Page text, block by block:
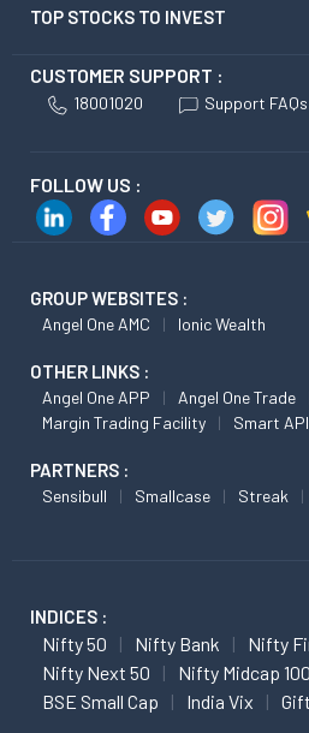
TOP STOCKS TO INVEST
CUSTOMER SUPPORT :
18001020 Support FAQs
FOLLOW US :
GROUP WEBSITES :
Angel One AMC Ionic Wealth
OTHER LINKS :
Angel One APP Angel One Trade
Margin Trading Facility
Smart API
PARTNERS :
Sensibull Smallcase Streak
INDICES :
Nifty 50 Nifty Bank
Nifty
Nifty Next 50
Nifty Midcap 100
BSE Small Cap
India Vix